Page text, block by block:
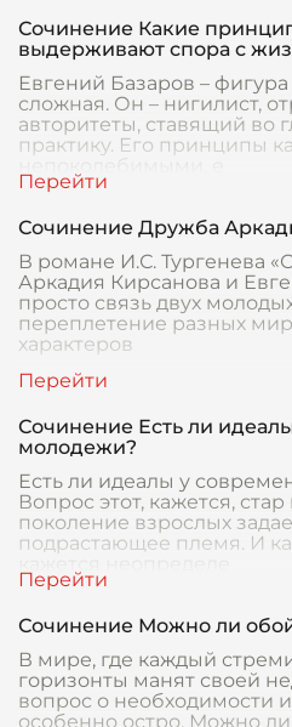
Сочинение Какие
выдерживают спора с
Евгений Базаров –
сложная. Он – нигилист,
авторитеты, ставящий во
практику. Его принципы
непоколебимыми, е
Сочинение Дружба
В романе И.С. Тургенева
Аркадия Кирсанова и
просто связь двух
переплетение разных
характеров
Сочинение Есть ли
молодежи?
Есть ли идеалы у
Вопрос этот, кажется,
поколение взрослых
подрастающее племя. И
Сочинение Можно ли
В мире, где каждый
горизонты манят своей
вопрос о необходимости
особенно остро. Можно